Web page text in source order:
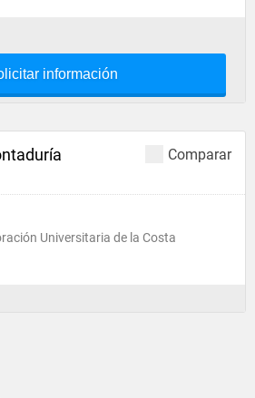
información
Comparar
Universitaria de la Costa